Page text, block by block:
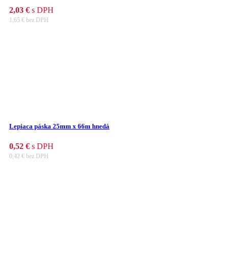
2,03 € s DPH
1,65 € bez DPH
Lepiaca páska 25mm x 66m hnedá
0,52 € s DPH
0,42 € bez DPH